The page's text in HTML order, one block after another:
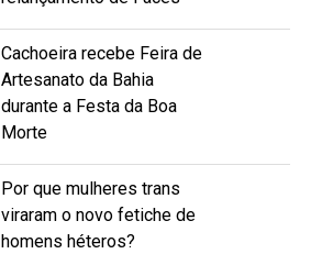
Cachoeira recebe Feira de
Artesanato da Bahia
durante a Festa da Boa
Morte
Por que mulheres trans
viraram o novo fetiche de
homens héteros?